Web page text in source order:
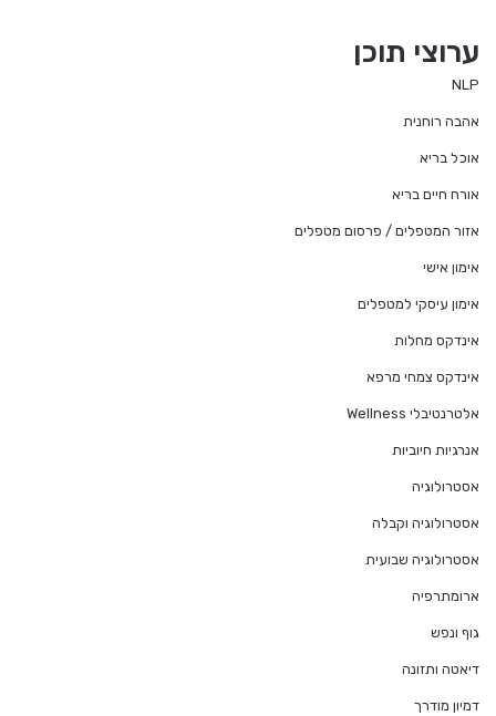
ערוצי תוכן
NLP
אהבה רוחנית
אוכל בריא
אורח חיים בריא
אזור המטפלים / פרסום מטפלים
אימון אישי
אימון עיסקי למטפלים
אינדקס מחלות
אינדקס צמחי מרפא
אלטרנטיבלי Wellness
אנרגיות חיוביות
אסטרולוגיה
אסטרולוגיה וקבלה
אסטרולוגיה שבועית
ארומתרפיה
גוף ונפש
דיאטה ותזונה
דמיון מודרך